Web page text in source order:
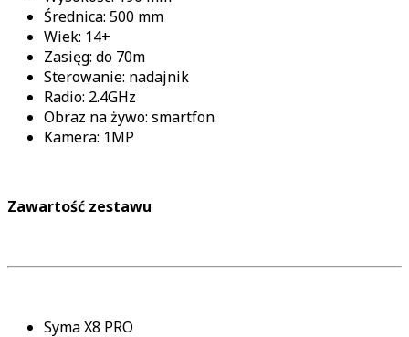
Średnica: 500 mm
Wiek: 14+
Zasięg: do 70m
Sterowanie: nadajnik
Radio: 2.4GHz
Obraz na żywo: smartfon
Kamera: 1MP
Zawartość zestawu
Syma X8 PRO